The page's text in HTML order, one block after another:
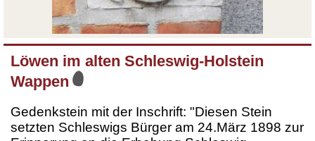
Löwen im alten Schleswig-Holstein
Wappen
Gedenkstein mit der Inschrift: "Diesen Stein
setzten Schleswigs Bürger am 24.März 1898 zur